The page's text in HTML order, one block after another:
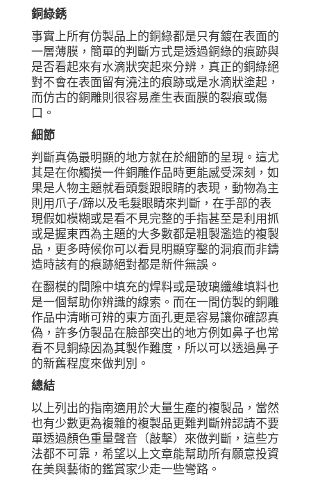
銅綠銹
事實上所有仿製品上的銅綠都是只有鍍在表面的
一層薄膜，簡單的判斷方式是透過銅綠的痕跡與
是否看起來有水滴狀突起來分辨，真正的銅綠絕
對不會在表面留有澆注的痕跡或是水滴狀塗起，
而仿古的銅雕則很容易產生表面膜的裂痕或傷
口。
細節
判斷真偽最明顯的地方就在於細節的呈現。這尤
其是在你觸摸一件銅雕作品時更能感受深刻，如
果是人物主題就看頭髮跟眼睛的表現，動物為主
則用爪子/蹄以及毛髮眼睛來判斷，在手部的表
現假如模糊或是看不見完整的手指甚至是利用抓
或是握東西為主題的大多數都是粗製濫造的複製
品，更多時候你可以看見明顯穿鑿的洞痕而非鑄
造時該有的痕跡絕對都是新件無誤。
在翻模的間隙中填充的焊料或是玻璃纖維填料也
是一個幫助你辨識的線索。而在一間仿製的銅雕
作品中清晰可辨的東方面孔更是容易讓你確認真
偽，許多仿製品在臉部突出的地方例如鼻子也常
看不見銅綠因為其製作難度，所以可以透過鼻子
的新舊程度來做判別。
總結
以上列出的指南適用於大量生產的複製品，當然
也有少數更為複雜的複製品更難判斷辨認請不要
單透過顏色重量聲音（敲擊）來做判斷，這些方
法都不可靠，希望以上文章能幫助所有願意投資
在美與藝術的鑑賞家少走一些彎路。